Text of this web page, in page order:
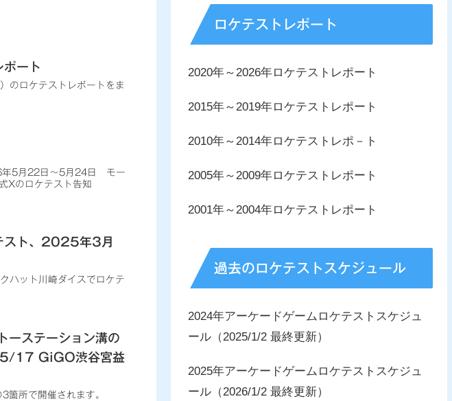
ポート
のロケテストレポートをま
年5月22日～5月24日 モー
Xのロケテスト告知
スト、2025年3月
ハット川崎ダイスでロケテ
ステーション溝の
5/17 GiGO渋谷宮益
箇所で開催されます。
ロケテストレポート
2020年～2026年ロケテストレポート
2015年～2019年ロケテストレポート
2010年～2014年ロケテストレポ－ト
2005年～2009年ロケテストレポート
2001年～2004年ロケテストレポート
過去のロケテストスケジュール
2024年アーケードゲームロケテストスケジュ
ール（2025/1/2 最終更新）
2025年アーケードゲームロケテストスケジュ
ール（2026/1/2 最終更新）